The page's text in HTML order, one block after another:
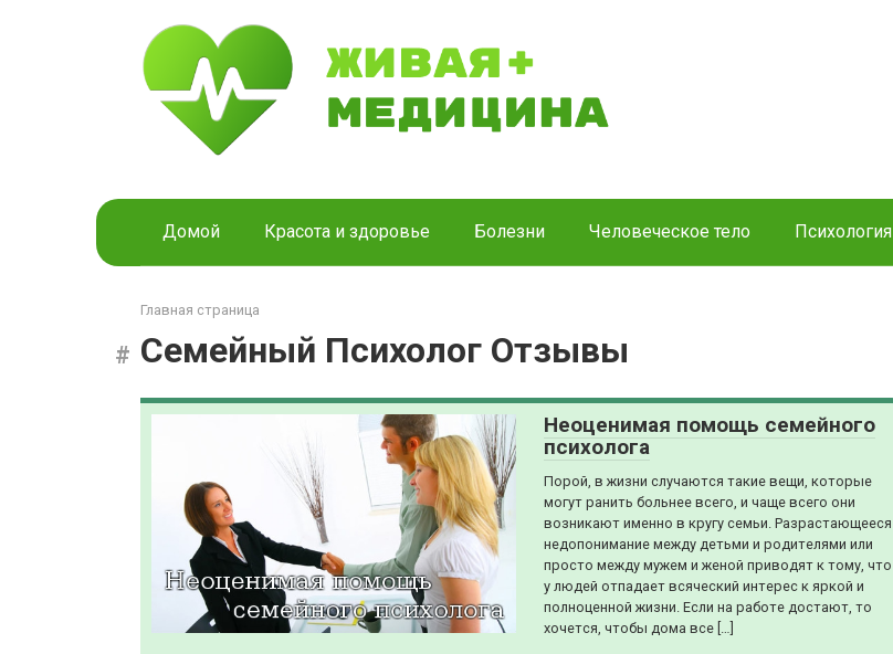
Домой Красота и здоровье Болезни Человеческое тело Психология
Главная страница
Семейный Психолог Отзывы
Неоценимая помощь семейного
психолога
Порой, в жизни случаются такие вещи, которые
могут ранить больнее всего, и чаще всего они
возникают именно в кругу семьи. Разрастающееся
недопонимание между детьми и родителями или
просто между мужем и женой приводят к тому, что
у людей отпадает всяческий интерес к яркой и
полноценной жизни. Если на работе достают, то
хочется, чтобы дома все […]